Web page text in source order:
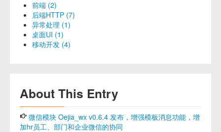
前端 (2)
后端HTTP (7)
异常处理 (1)
桌面UI (1)
移动开发 (4)
About This Entry
微信模块 Oejia_wx v0.6.4 发布，增强模板消息功能，增
加hr员工、部门和企业微信的协同